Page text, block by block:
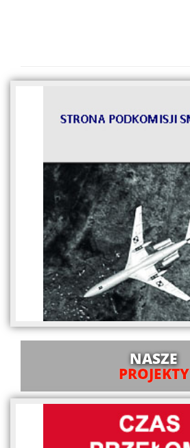
NASZE
PROJEKTY